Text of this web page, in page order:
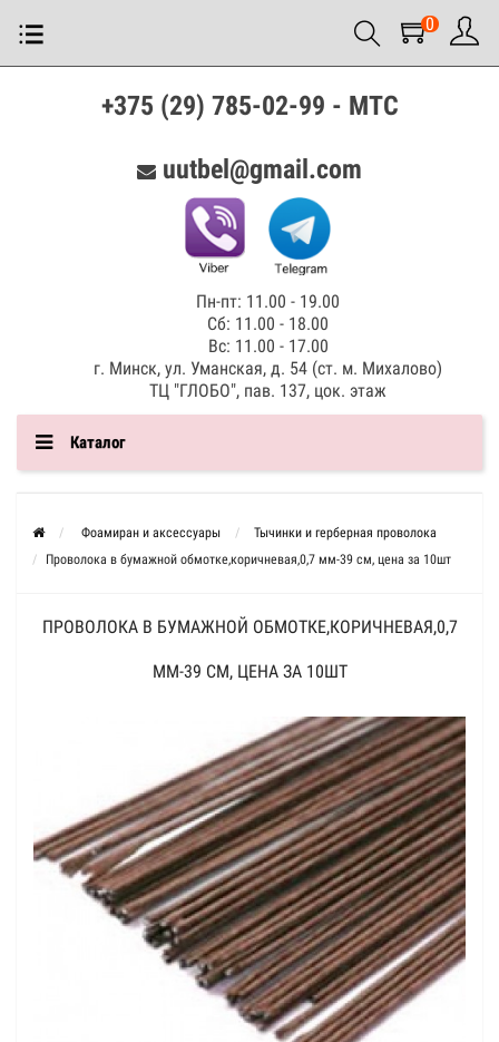
0
+375 (29) 785-02-99 - МТС
uutbel@gmail.com
Пн-пт: 11.00 - 19.00
Сб: 11.00 - 18.00
Вс: 11.00 - 17.00
г. Минск, ул. Уманская, д. 54 (ст. м. Михалово)
ТЦ "ГЛОБО", пав. 137, цок. этаж
Каталог
Фоамиран и аксессуары
Тычинки и герберная проволока
Проволока в бумажной обмотке,коричневая,0,7 мм-39 см, цена за 10шт
ПРОВОЛОКА В БУМАЖНОЙ ОБМОТКЕ,КОРИЧНЕВАЯ,0,7
ММ-39 СМ, ЦЕНА ЗА 10ШТ